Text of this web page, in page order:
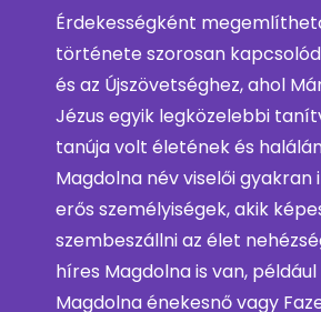
Érdekességként
története szorosan
és az Újszövetséghez, ahol
Jézus egyik legközelebbi
tanúja volt életének és
Magdolna név viselői gyakran
erős személyiségek, akik
szembeszállni az élet
híres Magdolna is van, például
Magdolna énekesnő vagy